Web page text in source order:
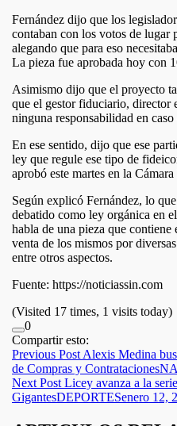
Fernández dijo que los
contaban con los votos de lugar
alegando que para eso
La pieza fue aprobada hoy con
Asimismo dijo que el proyecto
que el gestor fiduciario, director
ninguna responsabilidad en
En ese sentido, dijo que ese
ley que regule ese tipo de
aprobó este martes en la
Según explicó Fernández, lo
debatido como ley orgánica en
habla de una pieza que
venta de los mismos por
entre otros aspectos.
Fuente: https://noticiassin.com
(Visited 17 times, 1 visits today)
0
Compartir esto:
Navegación
de
entradas
Previous Post Alexis Medina
de Compras y Contrataciones
Next Post Licey avanza a la
GigantesDEPORTESenero 12,